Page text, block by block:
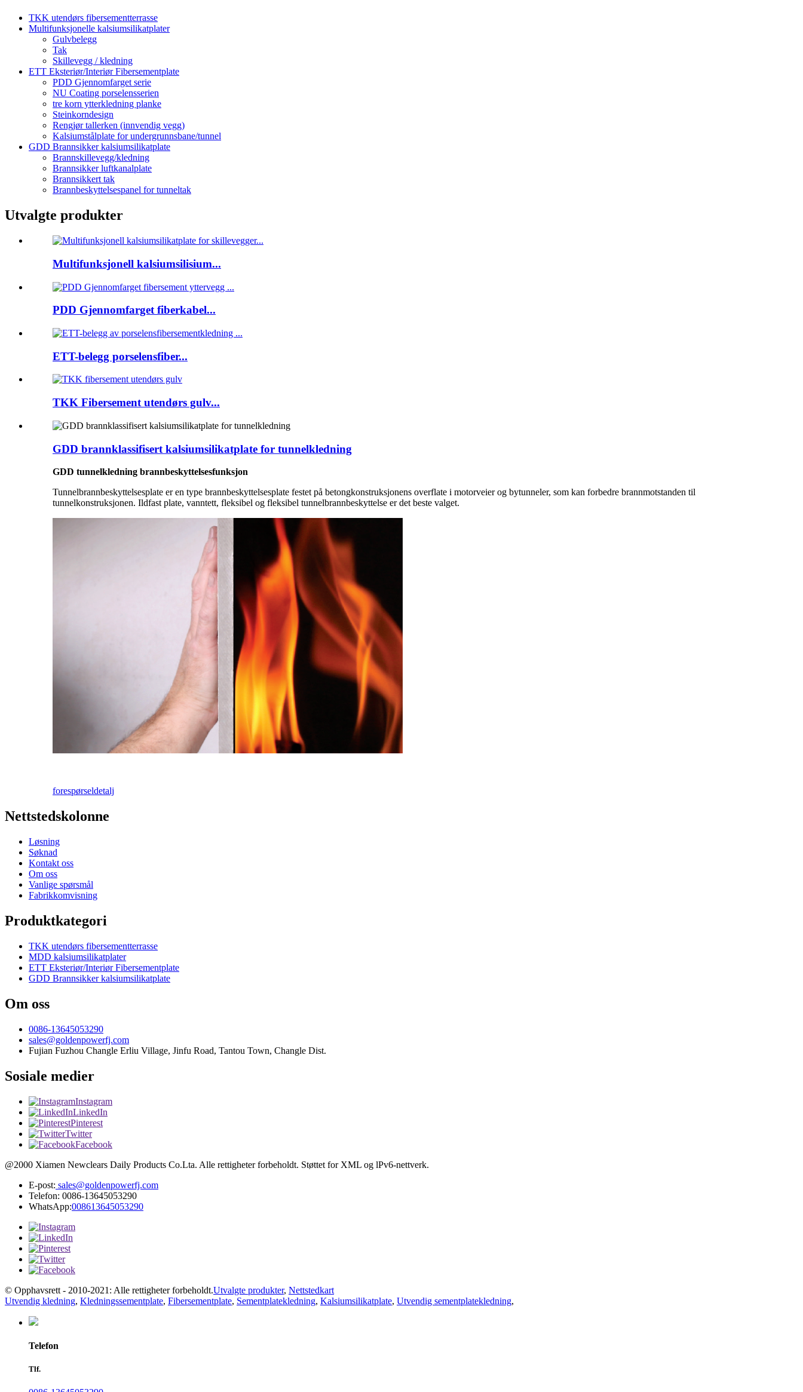
TKK utendørs fibersementterrasse
Multifunksjonelle kalsiumsilikatplater
Gulvbelegg
Tak
Skillevegg / kledning
ETT Eksteriør/Interiør Fibersementplate
PDD Gjennomfarget serie
NU Coating porselensserien
tre korn ytterkledning planke
Steinkorndesign
Rengjør tallerken (innvendig vegg)
Kalsiumstålplate for undergrunnsbane/tunnel
GDD Brannsikker kalsiumsilikatplate
Brannskillevegg/kledning
Brannsikker luftkanalplate
Brannsikkert tak
Brannbeskyttelsespanel for tunneltak
Utvalgte produkter
Multifunksjonell kalsiumsilisium...
PDD Gjennomfarget fiberkabel...
ETT-belegg porselensfiber...
TKK Fibersement utendørs gulv...
GDD brannklassifisert kalsiumsilikatplate for tunnelkledning
GDD tunnelkledning brannbeskyttelsesfunksjon
Tunnelbrannbeskyttelsesplate er en type brannbeskyttelsesplate festet på betongkonstruksjonens overflate i motorveier og bytunneler, som kan forbedre brannmotstanden til
tunnelkonstruksjonen. Ildfast plate, vanntett, fleksibel og fleksibel tunnelbrannbeskyttelse er det beste valget.
forespørseldetalj
Nettstedskolonne
Løsning
Søknad
Kontakt oss
Om oss
Vanlige spørsmål
Fabrikkomvisning
Produktkategori
TKK utendørs fibersementterrasse
MDD kalsiumsilikatplater
ETT Eksteriør/Interiør Fibersementplate
GDD Brannsikker kalsiumsilikatplate
Om oss
0086-13645053290
sales@goldenpowerfj.com
Fujian Fuzhou Changle Erliu Village, Jinfu Road, Tantou Town, Changle Dist.
Sosiale medier
Instagram
LinkedIn
Pinterest
Twitter
Facebook
@2000 Xiamen Newclears Daily Products Co.Lta. Alle rettigheter forbeholdt. Støttet for XML og lPv6-nettverk.
E-post: sales@goldenpowerfj.com
Telefon: 0086-13645053290
WhatsApp:008613645053290
© Opphavsrett - 2010-2021: Alle rettigheter forbeholdt.Utvalgte produkter, Nettstedkart
Utvendig kledning, Kledningssementplate, Fibersementplate, Sementplatekledning, Kalsiumsilikatplate, Utvendig sementplatekledning,
Telefon
Tlf.